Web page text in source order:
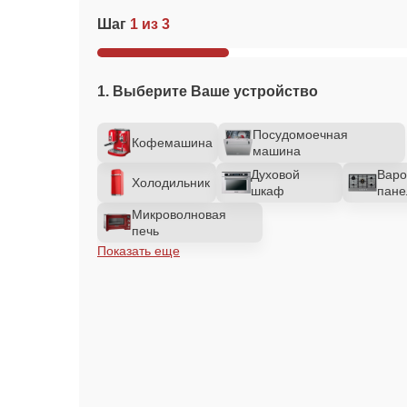
Шаг 1 из 3
1. Выберите Ваше устройство
Кофемашина
Посудомоечная
машина
Холодильник
Духовой
шкаф
Микроволновая
печь
Показать еще